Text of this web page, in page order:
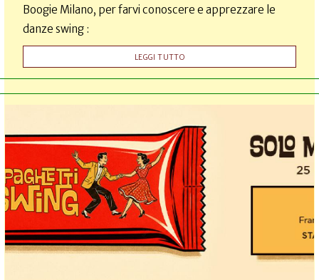
Boogie Milano, per farvi conoscere e apprezzare le
danze swing :
LEGGI TUTTO